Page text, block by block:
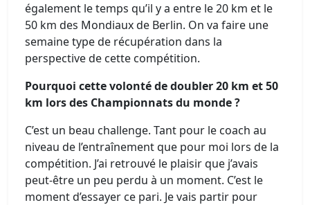
également le temps qu’il y a entre le 20 km et le
50 km des Mondiaux de Berlin. On va faire une
semaine type de récupération dans la
perspective de cette compétition.
Pourquoi cette volonté de doubler 20 km et 50
km lors des Championnats du monde ?
C’est un beau challenge. Tant pour le coach au
niveau de l’entraînement que pour moi lors de la
compétition. J’ai retrouvé le plaisir que j’avais
peut-être un peu perdu à un moment. C’est le
moment d’essayer ce pari. Je vais partir pour